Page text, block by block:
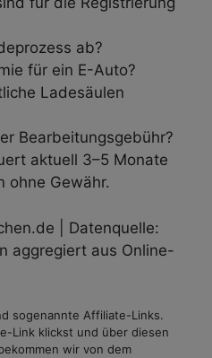
ab?
für ein E-Auto?
Ladesäulen
Bearbeitungsgebühr?
aktuell 3–5 Monate
ohne Gewähr.
| Datenquelle:
aggregiert aus Online-
sogenannte Affiliate-Links.
Link klickst und über diesen
wir von dem